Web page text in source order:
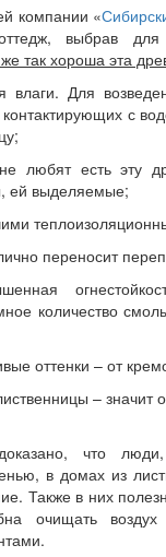
компании «
выбрав
так хороша эта
Для
с
любят есть эту
ей выделяемые;
переносит
количество
оттенки – от
– значит
что
в домах из
Также в них
очищать